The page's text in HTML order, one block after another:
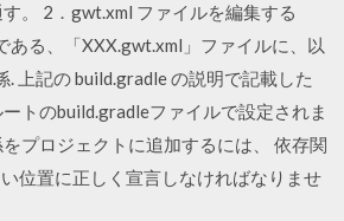
。 2．gwt.xml ファイルを編集する
ある、「XXX.gwt.xml」ファイルに、以
. 上記の build.gradle の説明で記載した
トのbuild.gradleファイルで設定されま
プロジェクトに追加するには、 依存関
位置に正しく宣言しなければなりませ